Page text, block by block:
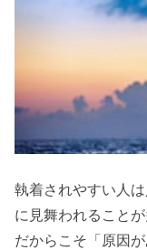
執着されやすい人
に見舞われること
だからこそ「原因